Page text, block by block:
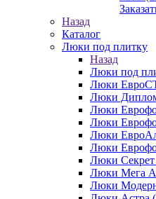
Назад
Каталог
Люки под плитку
Назад
Люки под
Люки
Люки
Люки
Люки
Люки
Люки
Люки Секрет
Люки Мега
Люки